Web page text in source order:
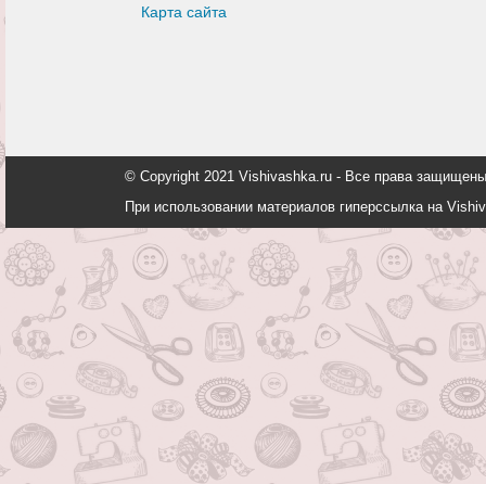
Карта сайта
© Copyright 2021 Vishivashka.ru - Все права
При использовании материалов гиперссылка на